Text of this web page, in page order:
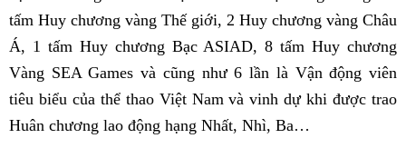
tấm Huy chương vàng Thế giới, 2 Huy chương vàng Châu
Á, 1 tấm Huy chương Bạc ASIAD, 8 tấm Huy chương
Vàng SEA Games và cũng như 6 lần là Vận động viên
tiêu biểu của thể thao Việt Nam và vinh dự khi được trao
Huân chương lao động hạng Nhất, Nhì, Ba…